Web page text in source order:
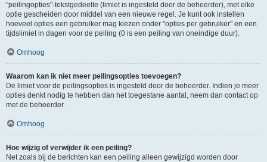
"peilingopties"-tekstgedeelte (limiet is ingesteld door de beheerder), met elke
optie gescheiden door middel van een nieuwe regel. Je kunt ook instellen
hoeveel opties een gebruiker mag kiezen onder "opties per gebruiker" en een
tijdslimiet in dagen voor de peiling (0 is een peiling van oneindige duur).
Omhoog
Waarom kan ik niet meer peilingsopties toevoegen?
De limiet voor de peilingsopties is ingesteld door de beheerder. Indien je meer
opties denkt nodig te hebben dan het toegestane aantal, neem dan contact op
met de beheerder.
Omhoog
Hoe wijzig of verwijder ik een peiling?
Net zoals bij de berichten kan een peiling alleen gewijzigd worden door